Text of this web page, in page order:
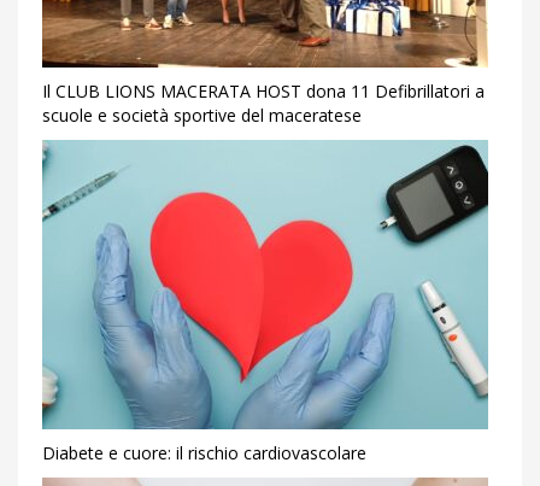
Il CLUB LIONS MACERATA HOST dona 11 Defibrillatori a
scuole e società sportive del maceratese
Diabete e cuore: il rischio cardiovascolare